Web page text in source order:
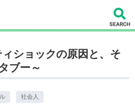
ショックの原因と、そ
ブー～
社会人